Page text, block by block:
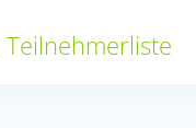
Vorheriger
Teilnehmerliste